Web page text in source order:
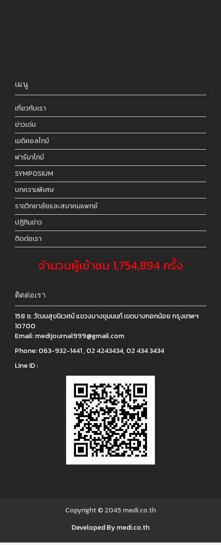
เมนู
เกี่ยวกับเรา
ข่าวเด่น
เมดิคอลไทม์
ฟาร์มาไทม์
SYMPOSIUM
บทความพิเศษ
ราชวิทยาลัยและสมาคมแพทย์
ปฏิทินข่าว
ติดต่อเรา
จำนวนผู้เข้าชม 1,754,894 ครั้ง
ติดต่อเรา
158 ซ. วัฒนสุขนิเวศน์ แขวงบางขุนนนท์ เขตบางกอกน้อย กรุงเทพฯ
10700
Email:medijournal999@gmail.com
Phone:063-932-1441 , 02 4243434, 02 434 3434
Line ID :
Copyright © 2045 medi.co.th
Developed By medi.co.th